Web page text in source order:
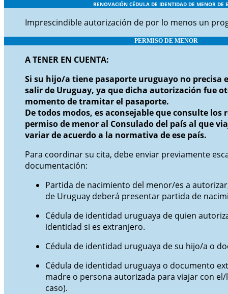
RENOVACIÓN CÉDULA DE IDENTIDAD DE MENOR DE
Imprescindible autorización de por lo menos un
PERMISO DE MENOR
A TENER EN CUENTA:
Si su hijo/a tiene pasaporte uruguayo no precisa
salir de Uruguay, ya que dicha autorización fue
momento de tramitar el pasaporte.
De todos modos, es aconsejable que consulte los
permiso de menor al Consulado del país al que
variar de acuerdo a la normativa de ese país.
Para coordinar su cita, debe enviar previamente
documentación:
Partida de nacimiento del menor/es a
de Uruguay deberá presentar partida de
Cédula de identidad uruguaya de quien
identidad si es extranjero.
Cédula de identidad uruguaya de su hijo/a o
Cédula de identidad uruguaya o documento
madre o persona autorizada para viajar con
caso).